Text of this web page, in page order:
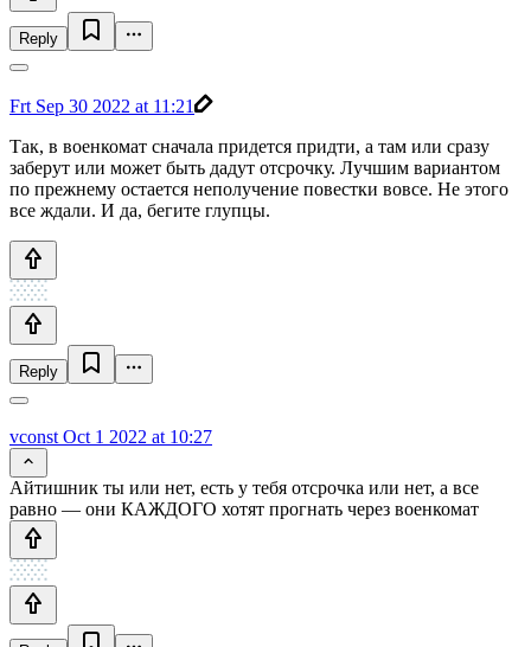
Reply
Frt Sep 30 2022 at 11:21
Так, в военкомат сначала придется придти, а там или сразу
заберут или может быть дадут отсрочку. Лучшим вариантом
по прежнему остается неполучение повестки вовсе. Не этого
все ждали. И да, бегите глупцы.
Reply
vconst Oct 1 2022 at 10:27
Айтишник ты или нет, есть у тебя отсрочка или нет, а все
равно — они КАЖДОГО хотят прогнать через военкомат